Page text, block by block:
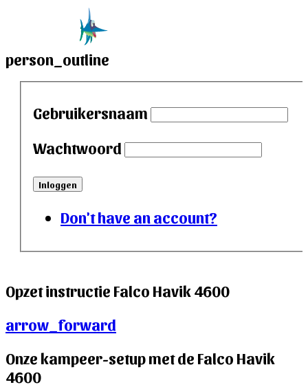
person_outline
Gebruikersnaam
Wachtwoord
Inloggen
Don't have an account?
Opzet instructie Falco Havik 4600
arrow_forward
Onze kampeer-setup met de Falco Havik
4600